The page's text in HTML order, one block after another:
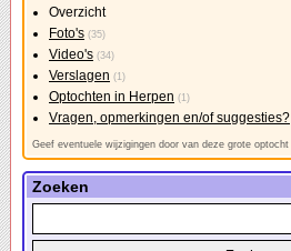
Overzicht
Foto's (35)
Video's (34)
Verslagen (1)
Optochten in Herpen (1)
Vragen, opmerkingen en/of suggesties?
Geef eventuele wijzigingen door van deze grote optocht
Zoeken